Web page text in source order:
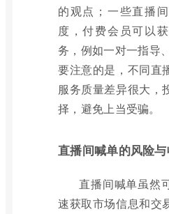
的观点；一些直播
度，付费会员可以
务，例如一对一指导
要注意的是，不同直
服务质量差异很大，
择，避免上当受骗。
直播间喊单的风险
直播间喊单虽然
速获取市场信息和交